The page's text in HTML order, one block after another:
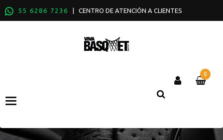
55 6286 7236 | CENTRO DE ATENCIÓN A CLIENTES
Categories
0